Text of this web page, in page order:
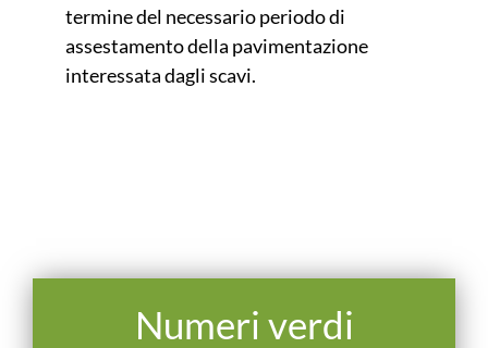
termine del necessario periodo di
assestamento della pavimentazione
interessata dagli scavi.
Numeri verdi